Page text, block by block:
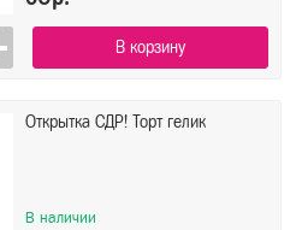
В корзину
Открытка СДР! Торт гелик
В наличии